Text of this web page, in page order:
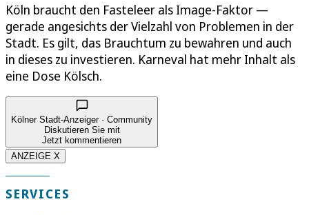
Köln braucht den Fasteleer als Image-Faktor —
gerade angesichts der Vielzahl von Problemen in der
Stadt. Es gilt, das Brauchtum zu bewahren und auch
in dieses zu investieren. Karneval hat mehr Inhalt als
eine Dose Kölsch.
Kölner Stadt-Anzeiger · Community
Diskutieren Sie mit
Jetzt kommentieren
ANZEIGE X
SERVICES